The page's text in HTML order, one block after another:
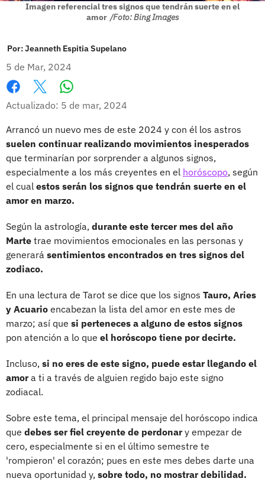
Imagen referencial tres signos que tendrán suerte en el
amor /Foto: Bing Images
Por:Jeanneth Espitia Supelano
5 de Mar, 2024
Facebook
X
Actualizado: 5 de mar, 2024
Arrancó un nuevo mes de este 2024 y con él los astros
suelen continuar realizando movimientos inesperados
que terminarían por sorprender a algunos signos,
especialmente a los más creyentes en el horóscopo, según
el cual estos serán los signos que tendrán suerte en el
amor en marzo.
Según la astrología, durante este tercer mes del año
Marte trae movimientos emocionales en las personas y
generará sentimientos encontrados en tres signos del
zodiaco.
En una lectura de Tarot se dice que los signos Tauro, Aries
y Acuario encabezan la lista del amor en este mes de
marzo; así que si perteneces a alguno de estos signos
pon atención a lo que el horóscopo tiene por decirte.
Incluso, si no eres de este signo, puede estar llegando el
amora ti a través de alguien regido bajo este signo
zodiacal.
Sobre este tema, el principal mensaje del horóscopo indica
que debes ser fiel creyente de perdonary empezar de
cero, especialmente si en el último semestre te
'rompieron' el corazón; pues en este mes debes darte una
nueva oportunidad y, sobre todo, no mostrar debilidad.